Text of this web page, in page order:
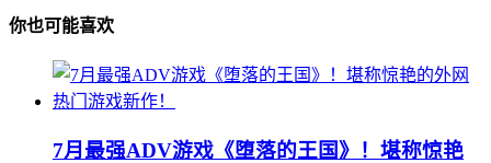
你也可能喜欢
7月最强ADV游戏《堕落的王国》！堪称惊艳